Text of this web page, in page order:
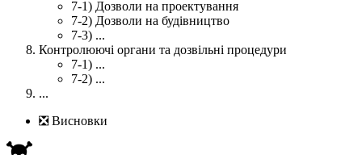
7-1) Дозволи на проектування
7-2) Дозволи на будівництво
7-3) ...
Контролюючі органи та дозвільні процедури
7-1) ...
7-2) ...
...
❎ Висновки